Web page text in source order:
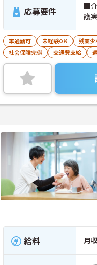
応募要件
■
護
車通勤可 未経験OK 残業少
社会保険完備
交通費支給
給料 月